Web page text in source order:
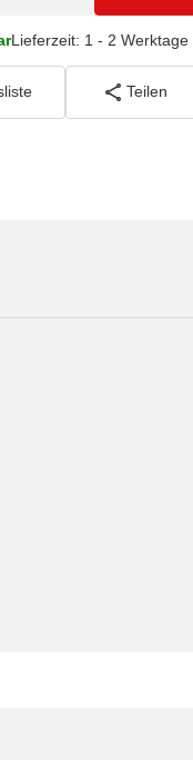
Lieferzeit: 1 - 2 Werktage
Teilen